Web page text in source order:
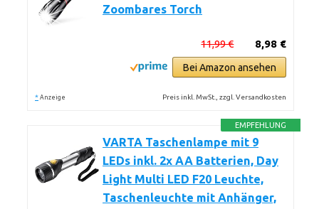
Zoombares Torch
8,98 €
11,99 €
Bei Amazon ansehen
* Anzeige Preis inkl. MwSt., zzgl. Versandkosten
EMPFEHLUNG
VARTA Taschenlampe mit 9
LEDs inkl. 2x AA Batterien, Day
Light Multi LED F20 Leuchte,
Taschenleuchte mit Anhänger,